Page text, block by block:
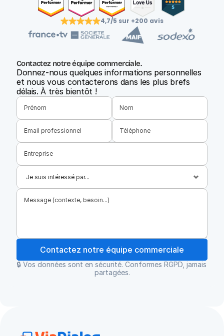
4,7/5 sur +200 avis
Contactez notre équipe commerciale.
Donnez-nous quelques informations personnelles
et nous vous contacterons dans les plus brefs
délais. À très bientôt !
Contactez notre équipe commerciale
🔒 Vos données sont en sécurité. Conformes RGPD, jamais
partagées.